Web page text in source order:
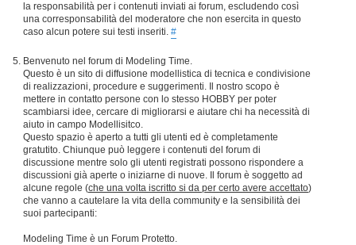
la responsabilità per i contenuti inviati ai forum, escludendo così
una corresponsabilità del moderatore che non esercita in questo
caso alcun potere sui testi inseriti. #
Benvenuto nel forum di Modeling Time.
Questo è un sito di diffusione modellistica di tecnica e condivisione
di realizzazioni, procedure e suggerimenti. Il nostro scopo è
mettere in contatto persone con lo stesso HOBBY per poter
scambiarsi idee, cercare di migliorarsi e aiutare chi ha necessità di
aiuto in campo Modellisitco.
Questo spazio è aperto a tutti gli utenti ed è completamente
gratutito. Chiunque può leggere i contenuti del forum di
discussione mentre solo gli utenti registrati possono rispondere a
discussioni già aperte o iniziarne di nuove. Il forum è soggetto ad
alcune regole (che una volta iscritto si da per certo avere accettato)
che vanno a cautelare la vita della community e la sensibilità dei
suoi partecipanti:
Modeling Time è un Forum Protetto.